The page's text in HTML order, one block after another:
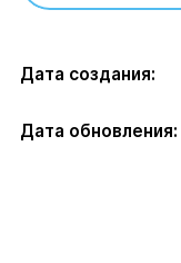
Дата создания:
Дата обновления: